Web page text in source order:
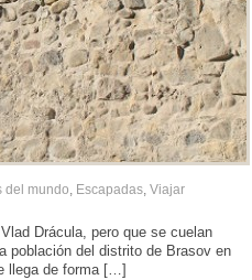
del mundo, Escapadas, Viajar
Drácula, pero que se cuelan
población del distrito de Brasov en
llega de forma […]